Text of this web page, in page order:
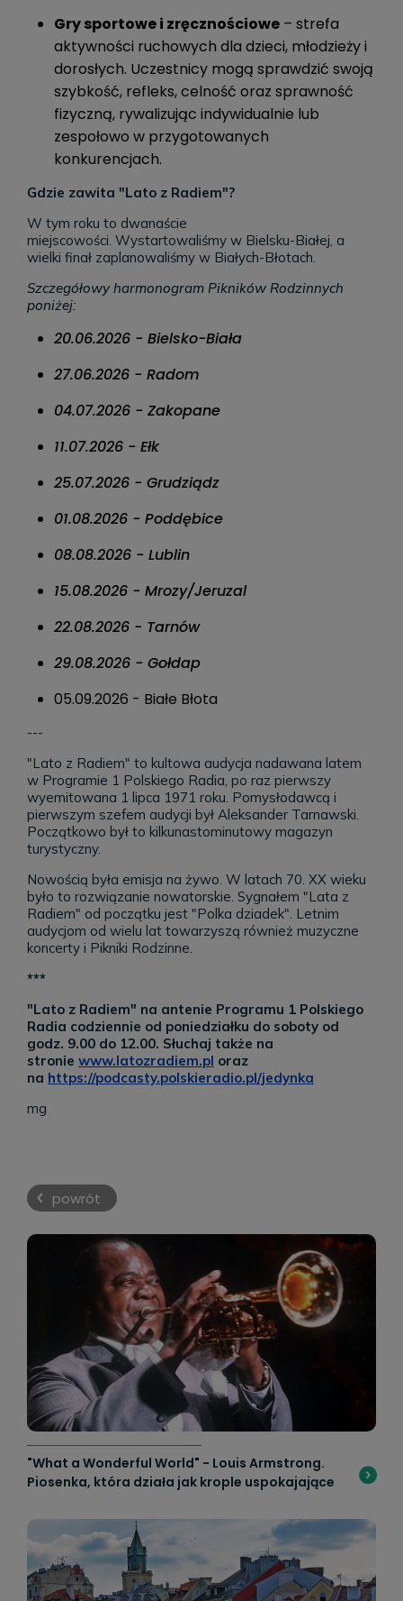
Gry sportowe i zręcznościowe – strefa
aktywności ruchowych dla dzieci, młodzieży i
dorosłych. Uczestnicy mogą sprawdzić swoją
szybkość, refleks, celność oraz sprawność
fizyczną, rywalizując indywidualnie lub
zespołowo w przygotowanych
konkurencjach.
Gdzie zawita "Lato z Radiem"?
W tym roku to dwanaście
miejscowości. Wystartowaliśmy w Bielsku-Białej, a
wielki finał zaplanowaliśmy w Białych-Błotach.
Szczegółowy harmonogram Pikników Rodzinnych
poniżej:
20.06.2026 - Bielsko-Biała
27.06.2026 - Radom
04.07.2026 - Zakopane
11.07.2026 - Ełk
25.07.2026 - Grudziądz
01.08.2026 - Poddębice
08.08.2026 - Lublin
15.08.2026 - Mrozy/Jeruzal
22.08.2026 - Tarnów
29.08.2026 - Gołdap
05.09.2026 - Białe Błota
---
"Lato z Radiem" to kultowa audycja nadawana latem
w Programie 1 Polskiego Radia, po raz pierwszy
wyemitowana 1 lipca 1971 roku. Pomysłodawcą i
pierwszym szefem audycji był Aleksander Tarnawski.
Początkowo był to kilkunastominutowy magazyn
turystyczny.
Nowością była emisja na żywo. W latach 70. XX wieku
było to rozwiązanie nowatorskie. Sygnałem "Lata z
Radiem" od początku jest "Polka dziadek". Letnim
audycjom od wielu lat towarzyszą również muzyczne
koncerty i Pikniki Rodzinne.
***
"Lato z Radiem" na antenie Programu 1 Polskiego
Radia codziennie od poniedziałku do soboty od
godz. 9.00 do 12.00. Słuchaj także na
stronie www.latozradiem.pl oraz
na https://podcasty.polskieradio.pl/jedynka
mg
powrót
"What a Wonderful World" - Louis Armstrong.
Piosenka, która działa jak krople uspokajające